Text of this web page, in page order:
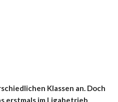
Klassen an. Doch
erstmals im Ligabetrieb